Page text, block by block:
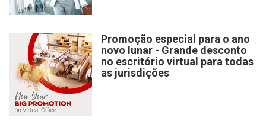
Promoção especial para o ano
novo lunar - Grande desconto
no escritório virtual para todas
as jurisdições